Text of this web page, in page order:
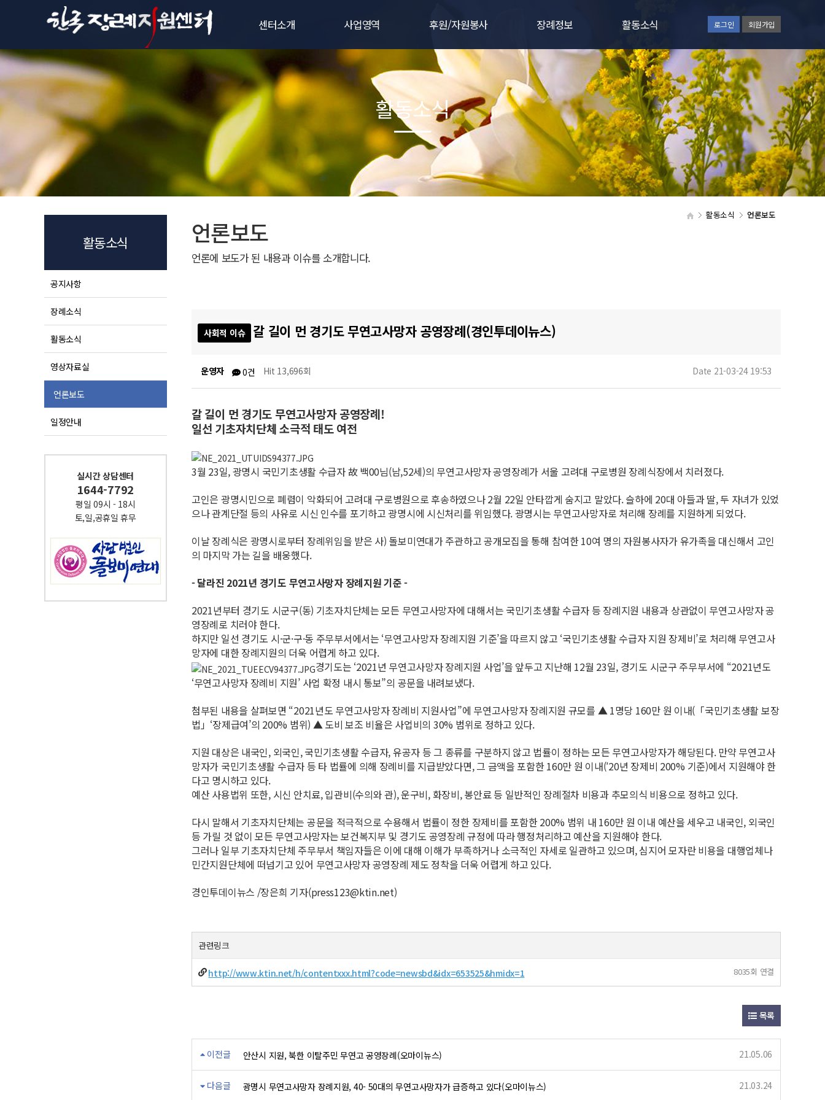
센터소개
센터소개
인사말
연혁
비전과 핵심가치
조직도
오시는 길
사업영역
주요사업
웰다잉 사업
장례지원 사업
사후처리 사업
후원/자원봉사
후원/자원봉사
후원하시는 분
자원봉사활동
협약.제휴사
장례정보
법률정책
서류양식
질의응답
장례지원 절차
활동소식
공지사항
장례소식
활동소식
영상자료실
언론보도
일정안내
로그인 회원가입
활동소식 언론보도
활동소식
활동소식
공지사항
장례소식
활동소식
영상자료실
언론보도
일정안내
실시간 상담센터
1644-7792
평일 09시 - 18시
토,일,공휴일 휴무
언론보도
언론에 보도가 된 내용과 이슈를 소개합니다.
사회적 이슈 갈 길이 먼 경기도 무연고사망자 공영장례(경인투데이뉴스)
운영자 0건 Hit 13,696회 Date 21-03-24 19:53
갈 길이 먼 경기도 무연고사망자 공영장례!
일선 기초자치단체 소극적 태도 여전
3월 23일, 광명시 국민기초생활 수급자 故 백00님(남,52세)의 무연고사망자 공영장례가 서울 고려대 구로병원 장례식장에서 치러졌다.
고인은 광명시민으로 폐렴이 악화되어 고려대 구로병원으로 후송하였으나 2월 22일 안타깝게 숨지고 말았다. 슬하에 20대 아들과 딸, 두 자녀가 있었
으나 관계단절 등의 사유로 시신 인수를 포기하고 광명시에 시신처리를 위임했다. 광명시는 무연고사망자로 처리해 장례를 지원하게 되었다.
이날 장례식은 광명시로부터 장례위임을 받은 사) 돌보미연대가 주관하고 공개모집을 통해 참여한 10여 명의 자원봉사자가 유가족을 대신해서 고인
의 마지막 가는 길을 배웅했다.
- 달라진 2021년 경기도 무연고사망자 장례지원 기준 -
2021년부터 경기도 시군구(동) 기초자치단체는 모든 무연고사망자에 대해서는 국민기초생활 수급자 등 장례지원 내용과 상관없이 무연고사망자 공
영장례로 치러야 한다.
하지만 일선 경기도 시·군·구·동 주무부서에서는 ‘무연고사망자 장례지원 기준’을 따르지 않고 ‘국민기초생활 수급자 지원 장제비’로 처리해 무연고사
망자에 대한 장례지원의 더욱 어렵게 하고 있다.
경기도는 ‘2021년 무연고사망자 장례지원 사업’을 앞두고 지난해 12월 23일, 경기도 시군구 주무부서에 “2021년도
‘무연고사망자 장례비 지원’ 사업 확정 내시 통보”의 공문을 내려보냈다.
첨부된 내용을 살펴보면 “2021년도 무연고사망자 장례비 지원사업”에 무연고사망자 장례지원 규모를 ▲ 1명당 160만 원 이내(「국민기초생활 보장
법」‘장제급여’의 200% 범위) ▲ 도비 보조 비율은 사업비의 30% 범위로 정하고 있다.
지원 대상은 내국인, 외국인, 국민기초생활 수급자, 유공자 등 그 종류를 구분하지 않고 법률이 정하는 모든 무연고사망자가 해당된다. 만약 무연고사
망자가 국민기초생활 수급자 등 타 법률에 의해 장례비를 지급받았다면, 그 금액을 포함한 160만 원 이내(′20년 장제비 200% 기준)에서 지원해야 한
다고 명시하고 있다.
예산 사용법위 또한, 시신 안치료, 입관비(수의와 관), 운구비, 화장비, 봉안료 등 일반적인 장례절차 비용과 추모의식 비용으로 정하고 있다.
다시 말해서 기초자치단체는 공문을 적극적으로 수용해서 법률이 정한 장제비를 포함한 200% 범위 내 160만 원 이내 예산을 세우고 내국인, 외국인
등 가릴 것 없이 모든 무연고사망자는 보건복지부 및 경기도 공영장례 규정에 따라 행정처리하고 예산을 지원해야 한다.
그러나 일부 기초자치단체 주무부서 책임자들은 이에 대해 이해가 부족하거나 소극적인 자세로 일관하고 있으며, 심지어 모자란 비용을 대행업체나
민간지원단체에 떠넘기고 있어 무연고사망자 공영장례 제도 정착을 더욱 어렵게 하고 있다.
경인투데이뉴스 /장은희 기자(press123@ktin.net)
관련링크
http://www.ktin.net/h/contentxxx.html?code=newsbd&idx=653525&hmidx=1 8035회 연결
목록
이전글 안산시 지원, 북한 이탈주민 무연고 공영장례(오마이뉴스) 21.05.06
다음글 광명시 무연고사망자 장례지원, 40- 50대의 무연고사망자가 급증하고 있다(오마이뉴스) 21.03.24